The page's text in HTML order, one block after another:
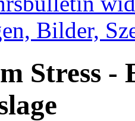
Bilder,
Stress -